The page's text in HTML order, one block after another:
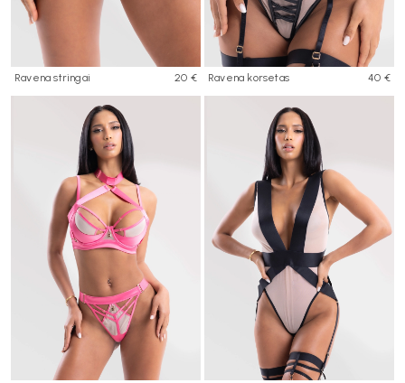
Ravena stringai 20 € Ravena korsetas 40 €